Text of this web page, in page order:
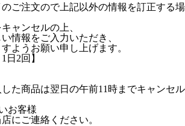
ご注文ので上記以外の情報を訂正する場
ャンセルの上、
情報をご入力いただき、
ようお願い申し上げます。
2回】
した商品は翌日の午前11時までキャンセル
お客様
にご連絡ください。